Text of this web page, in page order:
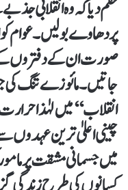
حکم دیا کہ وہ انقلابی
پر دھاوے بولیں۔ عوام
صورت ان کے دفتروں
جاتیں۔ مائوزے تنگ کی
انقلاب‘‘ میں لہٰذا
چینی اعلیٰ ترین عہدوں
میں جسمانی مشقت پر